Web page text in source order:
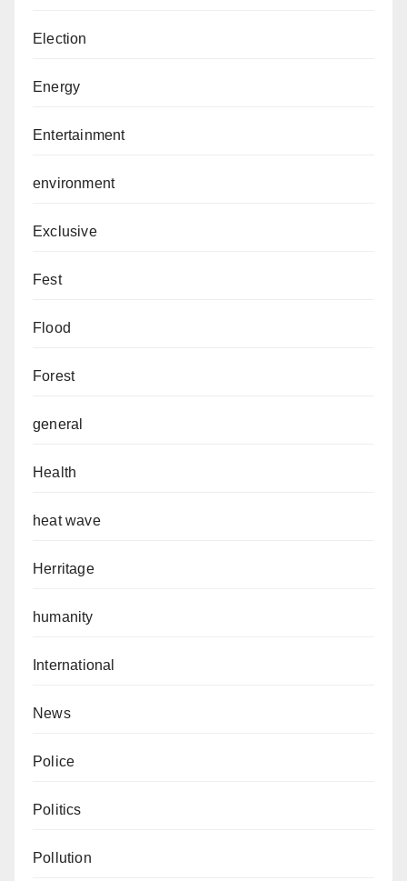
Election
Energy
Entertainment
environment
Exclusive
Fest
Flood
Forest
general
Health
heat wave
Herritage
humanity
International
News
Police
Politics
Pollution